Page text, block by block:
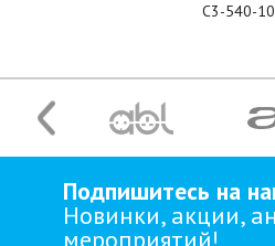
C3-540-
Подпишитесь на
Новинки, акции,
мероприятий!